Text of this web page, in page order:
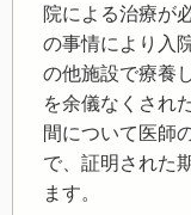
院による治療が
の事情により入
の他施設で療養
を余儀なくされ
間について医師
で、証明された
ます。